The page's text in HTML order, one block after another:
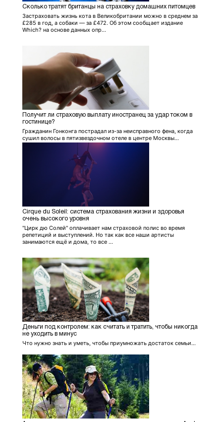
Сколько тратят британцы на страховку домашних питомцев
Застраховать жизнь кота в Великобритании можно в среднем за
£285 в год, а собаки — за £472. Об этом сообщает издание
Which? на основе данных опр...
Получит ли страховую выплату иностранец за удар током в
гостинице?
Гражданин Гонконга пострадал из-за неисправного фена, когда
сушил волосы в пятизвездочном отеле в центре Москвы...
Cirque du Soleil: система страхования жизни и здоровья
очень высокого уровня
"Цирк дю Солей" оплачивает нам страховой полис во время
репетиций и выступлений. Но так как все наши артисты
занимаются ещё и дома, то все ...
Деньги под контролем: как считать и тратить, чтобы никогда
не уходить в минус
Что нужно знать и уметь, чтобы приумножать достаток семьи...